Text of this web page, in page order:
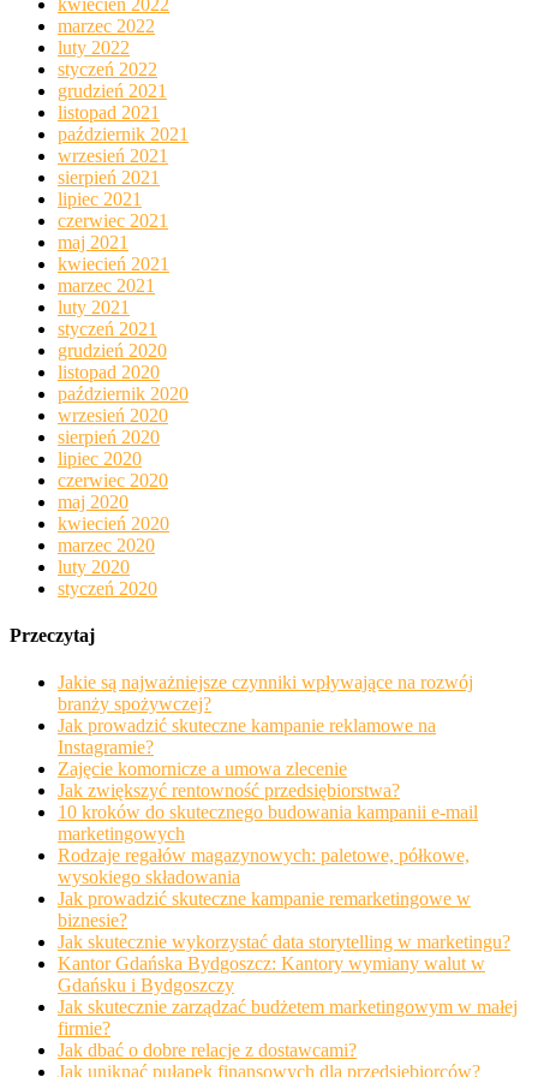
marzec 2022
luty 2022
styczeń 2022
grudzień 2021
listopad 2021
październik 2021
wrzesień 2021
sierpień 2021
lipiec 2021
czerwiec 2021
maj 2021
kwiecień 2021
marzec 2021
luty 2021
styczeń 2021
grudzień 2020
listopad 2020
październik 2020
wrzesień 2020
sierpień 2020
lipiec 2020
czerwiec 2020
maj 2020
kwiecień 2020
marzec 2020
luty 2020
styczeń 2020
Przeczytaj
Jakie są najważniejsze czynniki wpływające na rozwój
branży spożywczej?
Jak prowadzić skuteczne kampanie reklamowe na
Instagramie?
Zajęcie komornicze a umowa zlecenie
Jak zwiększyć rentowność przedsiębiorstwa?
10 kroków do skutecznego budowania kampanii e-mail
marketingowych
Rodzaje regałów magazynowych: paletowe, półkowe,
wysokiego składowania
Jak prowadzić skuteczne kampanie remarketingowe w
biznesie?
Jak skutecznie wykorzystać data storytelling w marketingu?
Kantor Gdańska Bydgoszcz: Kantory wymiany walut w
Gdańsku i Bydgoszczy
Jak skutecznie zarządzać budżetem marketingowym w małej
firmie?
Jak dbać o dobre relacje z dostawcami?
Jak uniknąć pułapek finansowych dla przedsiębiorców?